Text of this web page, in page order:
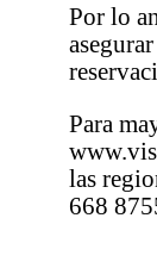
Por lo
Para
las
668